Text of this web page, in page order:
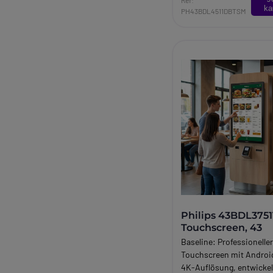
Bereichen.
Professioneller 43-
für Digital Signage rund
Der
Philips
professioneller Ultra HD
Bildschirm, der für
Umgebungen entwickelt
Leistung,
Bildqualität erfordern.
Helligkeit von
ADS-Weitwinkel-Panels
24/7-Dauerbetriebs
perfekt die
Geschäften,
Besprechungsräumen
öffentlichen Bereichen.
4K-Bildqualität und
PH43BDL4511DBTSM
Philips
Touchscreen, 43
Baseline:
Touchscreen mit
4K-Auflösung,